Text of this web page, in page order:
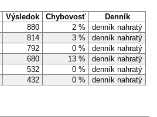
Výsledok Chybovosť
Denník
880 2 %
denník nahratý
814 3 %
denník nahratý
792 0 %
denník nahratý
680 13 %
denník nahratý
532 0 %
denník nahratý
432 0 % denník nahratý